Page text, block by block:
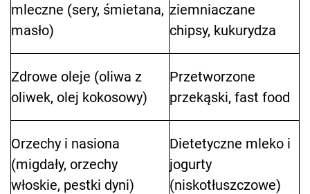
mleczne (sery, śmietana,
masło)
ziemniaczane
chipsy, kukurydza
Zdrowe oleje (oliwa z
oliwek, olej kokosowy)
Przetworzone
przekąski, fast food
Orzechy i nasiona
(migdały, orzechy
włoskie, pestki dyni)
Dietetyczne mleko i
jogurty
(niskotłuszczowe)